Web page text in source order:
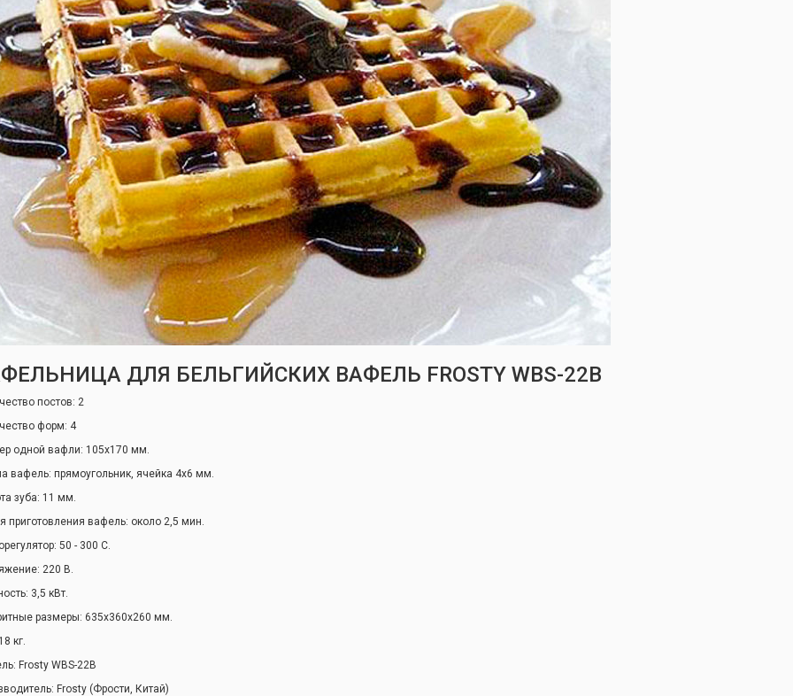
ДЛЯ БЕЛЬГИЙСКИХ ВАФЕЛЬ FROSTY WBS-22B
постов: 2
форм: 4
одной вафли: 105х170 мм.
вафель: прямоугольник, ячейка 4х6 мм.
зуба: 11 мм.
приготовления вафель: около 2,5 мин.
50 - 300 С.
220 В.
3,5 кВт.
размеры: 635х360х260 мм.
кг.
Frosty WBS-22B
Frosty (Фрости, Китай)